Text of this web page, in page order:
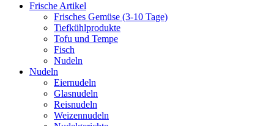
Frische Artikel
Frisches Gemüse (3-10 Tage)
Tiefkühlprodukte
Tofu und Tempe
Fisch
Nudeln
Nudeln
Eiernudeln
Glasnudeln
Reisnudeln
Weizennudeln